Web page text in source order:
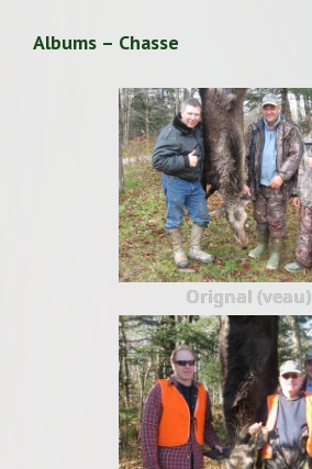
Albums – Chasse
Orignal (veau)